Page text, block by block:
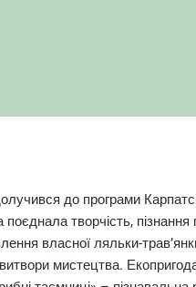
до програми
творчість, пізнання
власної ляльки-
мистецтва.